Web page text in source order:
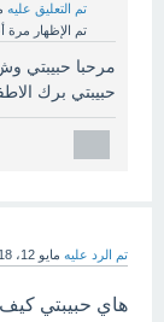
تم التعليق عليه
تم الإظهار مرة
مرحبا حبيبتي
حبيبتي برك
تم الرد عليه مايو 12، 2018
هاي حبيبتي